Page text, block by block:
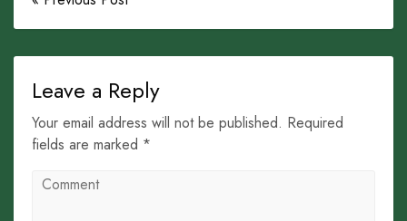
Leave a Reply
Your email address will not be published. Required
fields are marked *